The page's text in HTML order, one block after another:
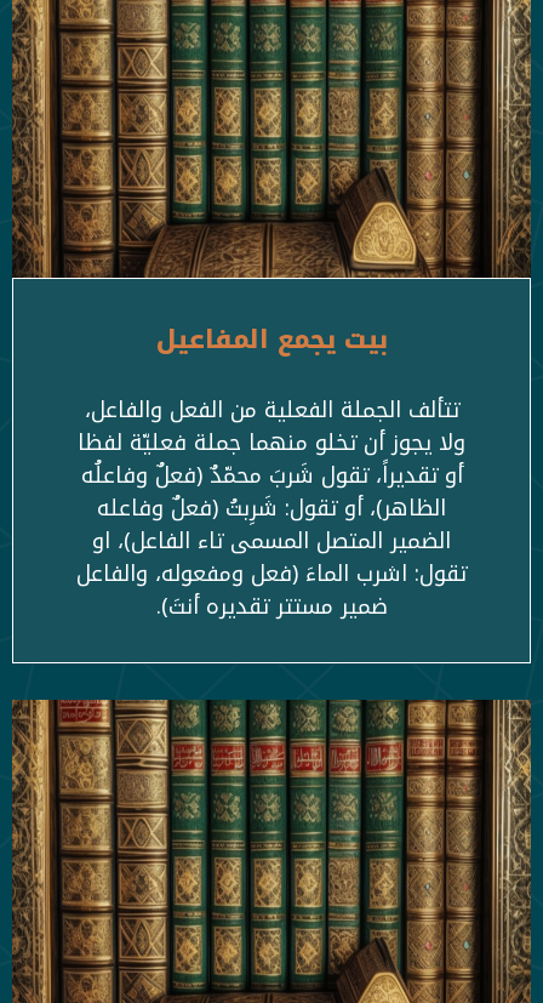
بيت يجمع المفاعيل
تتألف الجملة الفعلية من الفعل والفاعل،
ولا يجوز أن تخلو منهما جملة فعليّة لفظا
أو تقديراً، تقول شَربَ محمّدٌ (فعلٌ وفاعلُه
الظاهر)، أو تقول: شَرِبتُ (فعلٌ وفاعله
الضمير المتصل المسمى تاء الفاعل)، او
تقول: اشرب الماءَ (فعل ومفعوله، والفاعل
ضمير مستتر تقديره أنتَ).